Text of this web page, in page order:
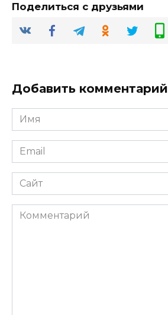
Поделиться с друзьями
Добавить комментарий
Имя
*
Email
*
Сайт
Комментарий